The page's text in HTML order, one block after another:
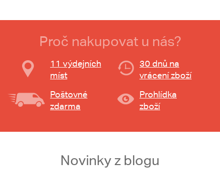
Proč nakupovat u nás?
11 výdejních
míst
30 dnů na
vrácení zboží
Poštovné
zdarma
Prohlídka
zboží
Novinky z blogu